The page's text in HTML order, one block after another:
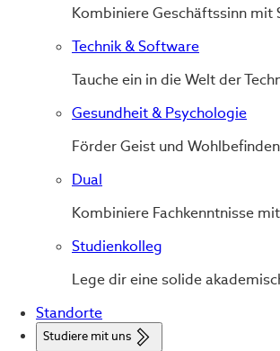
Kombiniere Geschäftssinn
Technik & Software
Tauche ein in die Welt der
Gesundheit & Psychologie
Förder Geist und
Dual
Kombiniere Fachkenntnisse
Studienkolleg
Lege dir eine solide
Standorte
Studiere mit uns